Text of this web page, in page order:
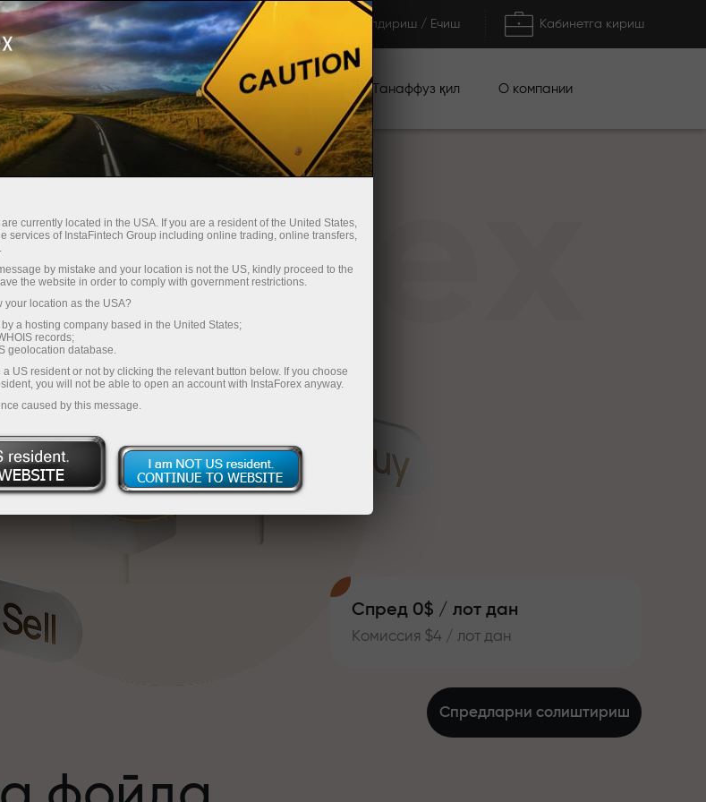
тез очиш Савдо платформаси Тўлдириш / Ечиш Кабинетга кириш
Инвесторлар
учун
Ҳамкорлар учун Промоакциялар Танаффуз қил О компании
Спред 0$ / лот дан
Комиссия $4 / лот дан
Спредларни солиштириш
currently located in the USA. If you are a resident of the United States,
services of InstaFintech Group including online trading, online transfers,
by mistake and your location is not the US, kindly proceed to the
the website in order to comply with government restrictions.
your location as the USA?
a hosting company based in the United States;
records;
geolocation database.
US resident or not by clicking the relevant button below. If you choose
you will not be able to open an account with InstaForex anyway.
caused by this message.